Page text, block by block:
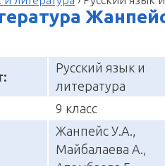
Русский язык и
литература
9 класс
Жанпейс У.А.,
Майбалаева А.,